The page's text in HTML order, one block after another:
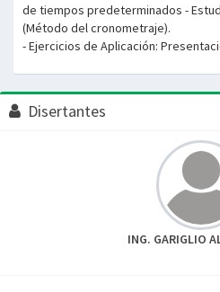
de tiempos predeterminados -
(Método del cronometraje).
- Ejercicios de Aplicación:
Disertantes
ING. GARIGLIO